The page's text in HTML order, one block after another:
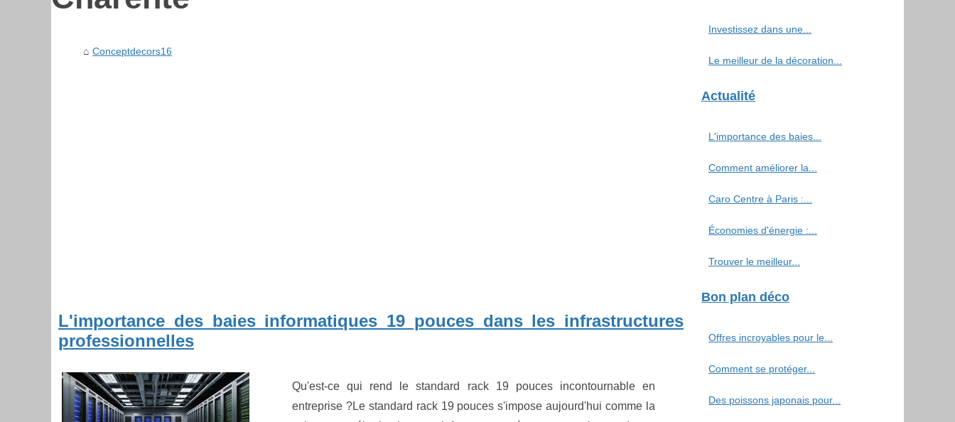
Conceptdecors16
L'importance des baies informatiques 19 pouces dans les infrastructures
professionnelles
Qu'est-ce qui rend le standard rack 19 pouces incontournable en
entreprise ?Le standard rack 19 pouces s'impose aujourd'hui comme la
Investissez dans une...
Le meilleur de la décoration...
Actualité
L'importance des baies...
Comment améliorer la...
Caro Centre à Paris :...
Économies d'énergie :...
Trouver le meilleur...
Bon plan déco
Offres incroyables pour le...
Comment se protéger...
Des poissons japonais pour...